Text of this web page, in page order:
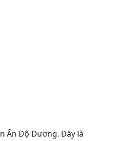
Ấn Độ Dương. Đây là